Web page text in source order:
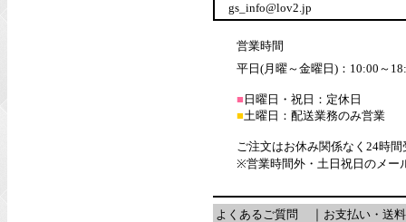
gs_info@lov2.jp
営業時間
平日(月曜～金曜日)：10:00～
■ 日曜日・祝日：定休日
■土曜日：配送業務のみ営業
ご注文はお休み関係なく24時
※営業時間外・土日祝日のメー
よくあるご質問 お支払い・送料